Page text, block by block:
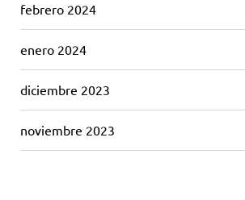
febrero 2024
enero 2024
diciembre 2023
noviembre 2023